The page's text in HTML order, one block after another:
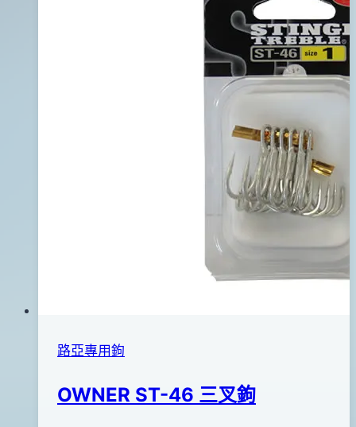
路亞專用鉤
OWNER ST-46 三叉鉤